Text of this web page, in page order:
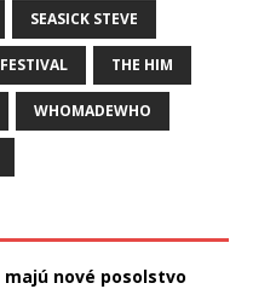
SEASICK STEVE
THE HIM
WHOMADEWHO
nové posolstvo